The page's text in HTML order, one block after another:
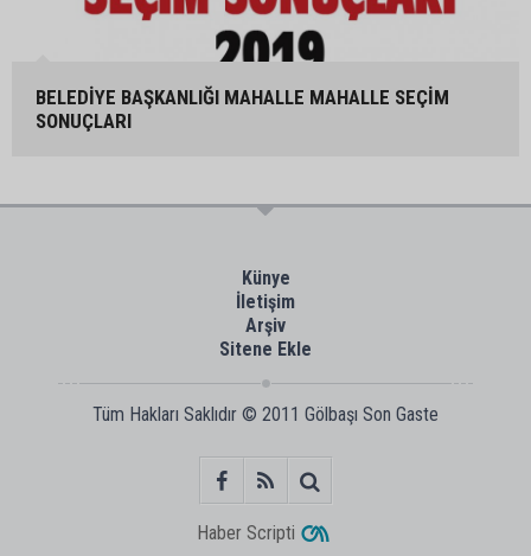
BELEDİYE BAŞKANLIĞI MAHALLE MAHALLE SEÇİM
SONUÇLARI
Künye
İletişim
Arşiv
Sitene Ekle
Tüm Hakları Saklıdır © 2011 Gölbaşı Son Gaste
Haber Scripti